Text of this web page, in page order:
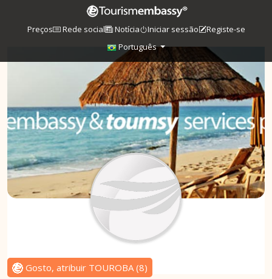
Preços Rede social Notícia Iniciar sessão
Registe-se
Português
Gosto, atribuir TOUROBA (8)